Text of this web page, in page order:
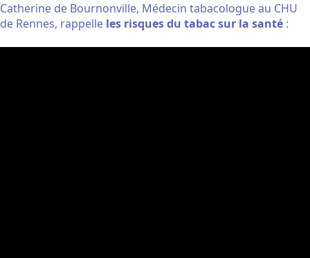
Catherine de Bournonville, Médecin tabacologue au CHU
de Rennes, rappelle les risques du tabac sur la santé :